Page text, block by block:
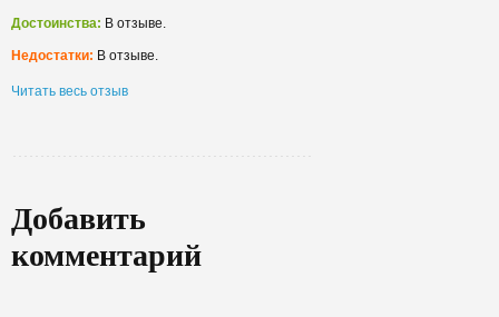
Достоинства: В отзыве.
Недостатки: В отзыве.
Читать весь отзыв
Добавить
комментарий